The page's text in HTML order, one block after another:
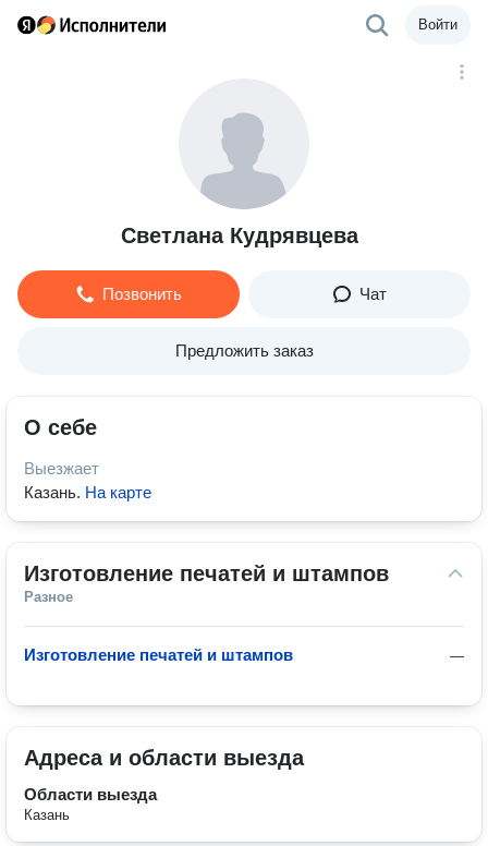
Войти
Светлана Кудрявцева
Позвонить Чат
Предложить заказ
О себе
Выезжает
Казань. На карте
Изготовление печатей и штампов
Разное
—
Изготовление печатей и штампов
Адреса и области выезда
Области выезда
Казань